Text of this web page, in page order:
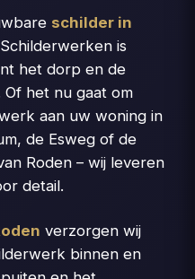
schilder in
is
het dorp en de
Of het nu gaat om
aan uw woning in
de Esweg of de
Roden – wij leveren
detail.
verzorgen wij
binnen en